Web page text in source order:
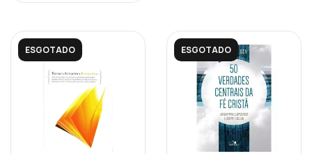
ESGOTADO ESGOTADO